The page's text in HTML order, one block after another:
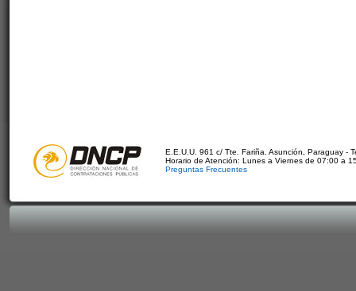
E.E.U.U. 961 c/ Tte. Fariña. Asunción, Paraguay -
Horario de Atención: Lunes a Viernes de 07:00 a
Preguntas Frecuentes